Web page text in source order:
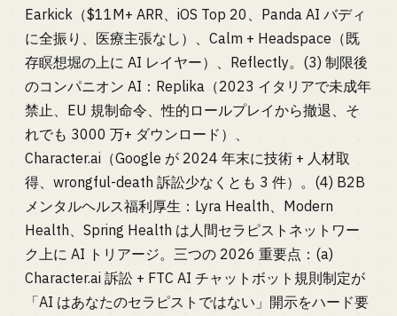
Earkick（$11M+ ARR、iOS Top 20、Panda AI バディ
に全振り、医療主張なし）、Calm + Headspace（既
存瞑想堀の上に AI レイヤー）、Reflectly。(3) 制限後
のコンパニオン AI：Replika（2023 イタリアで未成年
禁止、EU 規制命令、性的ロールプレイから撤退、そ
れでも 3000 万+ ダウンロード）、
Character.ai（Google が 2024 年末に技術 + 人材取
得、wrongful-death 訴訟少なくとも 3 件）。(4) B2B
メンタルヘルス福利厚生：Lyra Health、Modern
Health、Spring Health は人間セラピストネットワー
ク上に AI トリアージ。三つの 2026 重要点：(a)
Character.ai 訴訟 + FTC AI チャットボット規則制定が
「AI はあなたのセラピストではない」開示をハード要